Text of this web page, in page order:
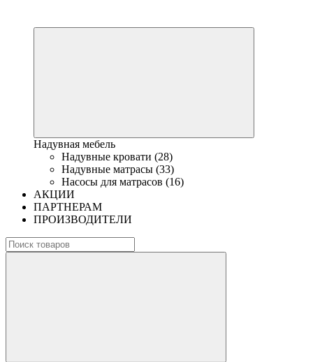
Надувная мебель
Надувные кровати (28)
Надувные матрасы (33)
Насосы для матрасов (16)
АКЦИИ
ПАРТНЕРАМ
ПРОИЗВОДИТЕЛИ